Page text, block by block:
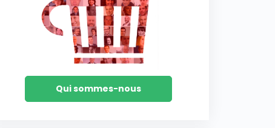
Qui sommes-nous